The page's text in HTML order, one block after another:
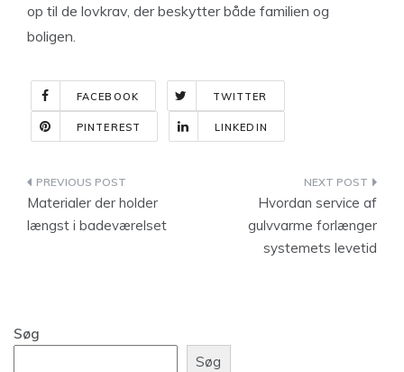
op til de lovkrav, der beskytter både familien og
boligen.
FACEBOOK TWITTER
PINTEREST LINKEDIN
Indlægsnavigation
Materialer der holder
længst i badeværelset
Hvordan service af
gulvvarme forlænger
systemets levetid
Søg
Søg